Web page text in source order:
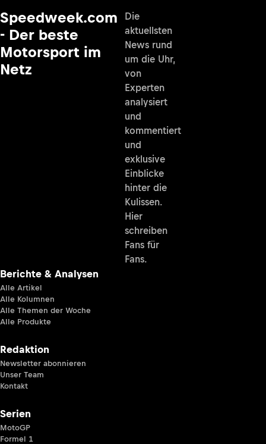
Speedweek.com
- Der beste
Motorsport im
Netz
Die
aktuellsten
News rund
um die Uhr,
von
Experten
analysiert
und
kommentiert
und
exklusive
Einblicke
hinter die
Kulissen.
Hier
schreiben
Fans für
Fans.
Berichte & Analysen
Alle Artikel
Alle Kolumnen
Alle Themen der Woche
Alle Produkte
Redaktion
Newsletter abonnieren
Unser Team
Kontakt
Serien
MotoGP
Formel 1